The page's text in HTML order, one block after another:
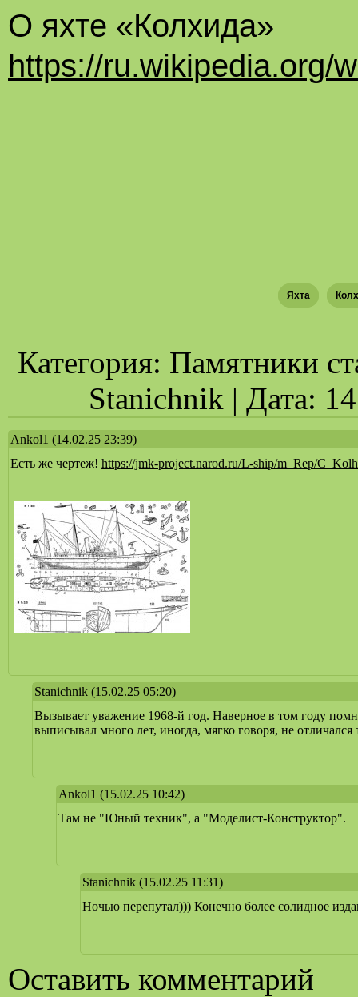
О яхте «Колхида»
https://ru.wikipedia.org/
Яхта
Категория: Памятники
Stanichnik | Дата:
Ankol1 (14.02.25 23:39)
Есть же чертеж! https://jmk-project.narod.ru/L-ship/m_Rep/
Stanichnik (15.02.25 05:20)
Вызывает уважение 1968-й год. Наверное в том году
выписывал много лет, иногда, мягко говоря, не
Ankol1 (15.02.25 10:42)
Там не "Юный техник", а "Моделист-Конструктор".
Stanichnik (15.02.25 11:31)
Ночью перепутал))) Конечно более солидное
Оставить комментарий